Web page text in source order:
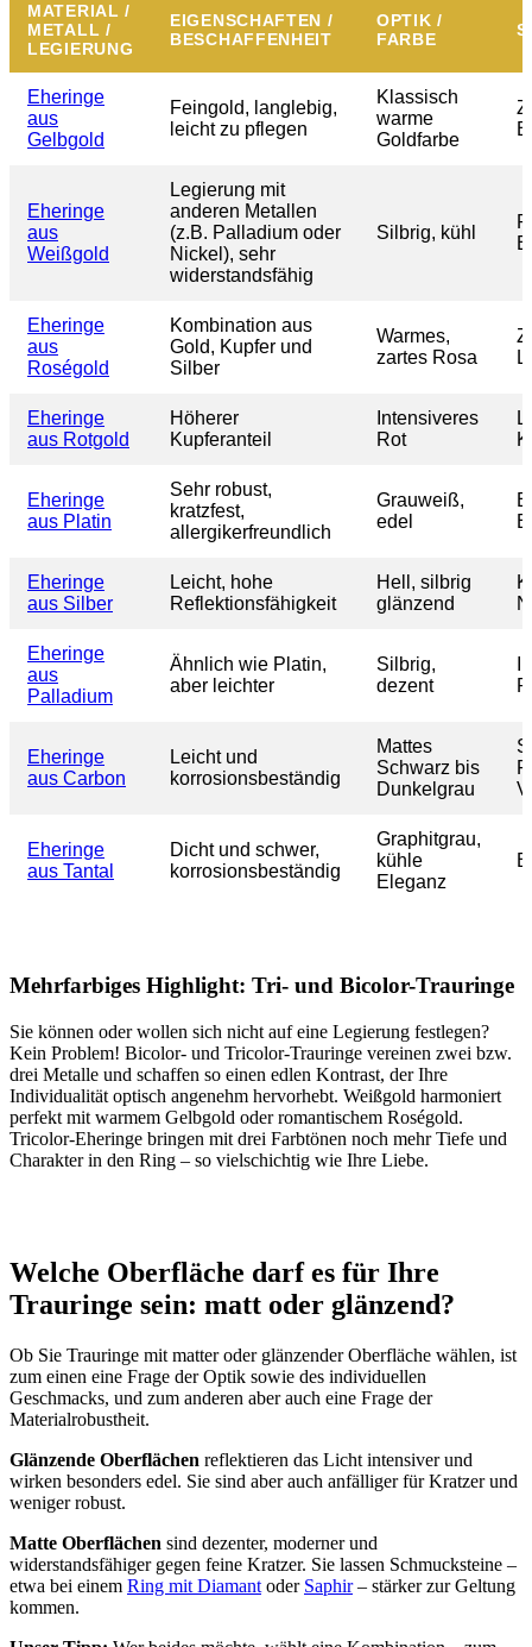
MATERIAL /
METALL /
LEGIERUNG
EIGENSCHAFTEN /
BESCHAFFENHEIT
OPTIK /
FARBE
Eheringe
aus
Gelbgold
Feingold, langlebig,
leicht zu pflegen
Klassisch
warme
Goldfarbe
Eheringe
aus
Weißgold
Legierung mit
anderen Metallen
(z.B. Palladium oder
Nickel), sehr
widerstandsfähig
Silbrig, kühl
Eheringe
aus
Roségold
Kombination aus
Gold, Kupfer und
Silber
Warmes,
zartes Rosa
Eheringe
aus Rotgold
Höherer
Kupferanteil
Intensiveres
Rot
Eheringe
aus Platin
Sehr robust,
kratzfest,
allergikerfreundlich
Grauweiß,
edel
Eheringe
aus Silber
Leicht, hohe
Reflektionsfähigkeit
Hell, silbrig
glänzend
Eheringe
aus
Palladium
Ähnlich wie Platin,
aber leichter
Silbrig,
dezent
Eheringe
aus Carbon
Leicht und
korrosionsbeständig
Mattes
Schwarz bis
Dunkelgrau
Eheringe
aus Tantal
Dicht und schwer,
korrosionsbeständig
Graphitgrau,
kühle
Eleganz
Mehrfarbiges Highlight: Tri- und Bicolor-Trauringe
Sie können oder wollen sich nicht auf eine Legierung festlegen?
Kein Problem! Bicolor- und Tricolor-Trauringe vereinen zwei bzw.
drei Metalle und schaffen so einen edlen Kontrast, der Ihre
Individualität optisch angenehm hervorhebt. Weißgold harmoniert
perfekt mit warmem Gelbgold oder romantischem Roségold.
Tricolor-Eheringe bringen mit drei Farbtönen noch mehr Tiefe und
Charakter in den Ring – so vielschichtig wie Ihre Liebe.
Welche Oberfläche darf es für Ihre
Trauringe sein: matt oder glänzend?
Ob Sie Trauringe mit matter oder glänzender Oberfläche wählen, ist
zum einen eine Frage der Optik sowie des individuellen
Geschmacks, und zum anderen aber auch eine Frage der
Materialrobustheit.
Glänzende Oberflächen reflektieren das Licht intensiver und
wirken besonders edel. Sie sind aber auch anfälliger für Kratzer und
weniger robust.
Matte Oberflächen sind dezenter, moderner und
widerstandsfähiger gegen feine Kratzer. Sie lassen Schmucksteine –
etwa bei einem Ring mit Diamant oder Saphir– stärker zur Geltung
kommen.